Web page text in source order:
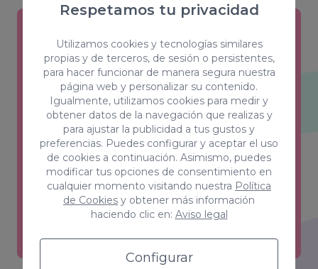
Respetamos tu privacidad
Utilizamos cookies y tecnologías similares
propias y de terceros, de sesión o persistentes,
para hacer funcionar de manera segura nuestra
página web y personalizar su contenido.
Igualmente, utilizamos cookies para medir y
obtener datos de la navegación que realizas y
para ajustar la publicidad a tus gustos y
preferencias. Puedes configurar y aceptar el uso
de cookies a continuación. Asimismo, puedes
modificar tus opciones de consentimiento en
cualquier momento visitando nuestra Política
de Cookies y obtener más información
haciendo clic en: Aviso legal
Configurar
Creativity & Design
Estilos, color, forma y sensaciones son
las claves de un equipo que ha
conseguido el equilibrio perfecto entre
creatividad y funcionalidad.
Ver más